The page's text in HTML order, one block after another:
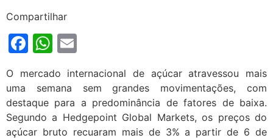
Compartilhar
Facebook
WhatsApp
O mercado internacional de açúcar atravessou mais
uma semana sem grandes movimentações, com
destaque para a predominância de fatores de baixa.
Segundo a Hedgepoint Global Markets, os preços do
açúcar bruto recuaram mais de 3% a partir de 6 de